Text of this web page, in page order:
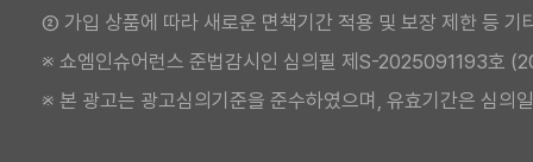
② 가입 상품에 따라 새로운 면책기간 적용 및 보장 제한 등 기
※ 쇼엠인슈어런스 준법감시인 심의필 제S-2025091193호
※ 본 광고는 광고심의기준을 준수하였으며, 유효기간은 심의